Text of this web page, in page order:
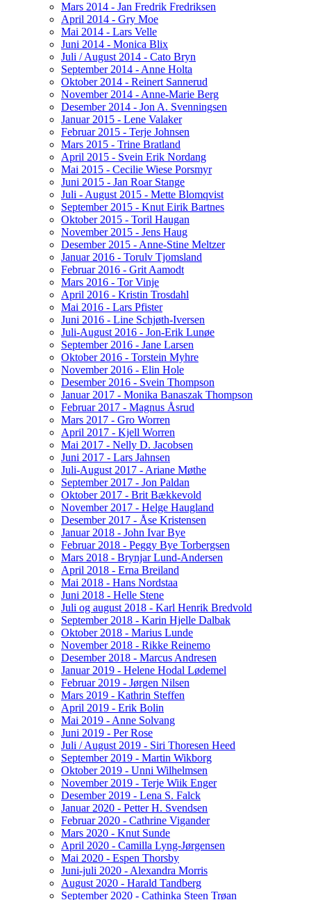
Mars 2014 - Jan Fredrik Fredriksen
April 2014 - Gry Moe
Mai 2014 - Lars Velle
Juni 2014 - Monica Blix
Juli / August 2014 - Cato Bryn
September 2014 - Anne Holta
Oktober 2014 - Reinert Sannerud
November 2014 - Anne-Marie Berg
Desember 2014 - Jon A. Svenningsen
Januar 2015 - Lene Valaker
Februar 2015 - Terje Johnsen
Mars 2015 - Trine Bratland
April 2015 - Svein Erik Nordang
Mai 2015 - Cecilie Wiese Porsmyr
Juni 2015 - Jan Roar Stange
Juli - August 2015 - Mette Blomqvist
September 2015 - Knut Eirik Bartnes
Oktober 2015 - Toril Haugan
November 2015 - Jens Haug
Desember 2015 - Anne-Stine Meltzer
Januar 2016 - Torulv Tjomsland
Februar 2016 - Grit Aamodt
Mars 2016 - Tor Vinje
April 2016 - Kristin Trosdahl
Mai 2016 - Lars Pfister
Juni 2016 - Line Schjøth-Iversen
Juli-August 2016 - Jon-Erik Lunøe
September 2016 - Jane Larsen
Oktober 2016 - Torstein Myhre
November 2016 - Elin Hole
Desember 2016 - Svein Thompson
Januar 2017 - Monika Banaszak Thompson
Februar 2017 - Magnus Åsrud
Mars 2017 - Gro Worren
April 2017 - Kjell Worren
Mai 2017 - Nelly D. Jacobsen
Juni 2017 - Lars Jahnsen
Juli-August 2017 - Ariane Møthe
September 2017 - Jon Paldan
Oktober 2017 - Brit Bækkevold
November 2017 - Helge Haugland
Desember 2017 - Åse Kristensen
Januar 2018 - John Ivar Bye
Februar 2018 - Peggy Bye Torbergsen
Mars 2018 - Brynjar Lund-Andersen
April 2018 - Erna Breiland
Mai 2018 - Hans Nordstaa
Juni 2018 - Helle Stene
Juli og august 2018 - Karl Henrik Bredvold
September 2018 - Karin Hjelle Dalbak
Oktober 2018 - Marius Lunde
November 2018 - Rikke Reinemo
Desember 2018 - Marcus Andresen
Januar 2019 - Helene Hodal Lødemel
Februar 2019 - Jørgen Nilsen
Mars 2019 - Kathrin Steffen
April 2019 - Erik Bolin
Mai 2019 - Anne Solvang
Juni 2019 - Per Rose
Juli / August 2019 - Siri Thoresen Heed
September 2019 - Martin Wikborg
Oktober 2019 - Unni Wilhelmsen
November 2019 - Terje Wiik Enger
Desember 2019 - Lena S. Falck
Januar 2020 - Petter H. Svendsen
Februar 2020 - Cathrine Vigander
Mars 2020 - Knut Sunde
April 2020 - Camilla Lyng-Jørgensen
Mai 2020 - Espen Thorsby
Juni-juli 2020 - Alexandra Morris
August 2020 - Harald Tandberg
September 2020 - Cathinka Steen Trøan